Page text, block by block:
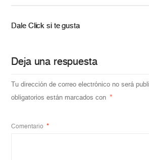
Dale Click si te gusta
Deja una respuesta
Tu dirección de correo electrónico no será
obligatorios están marcados con *
Comentario *